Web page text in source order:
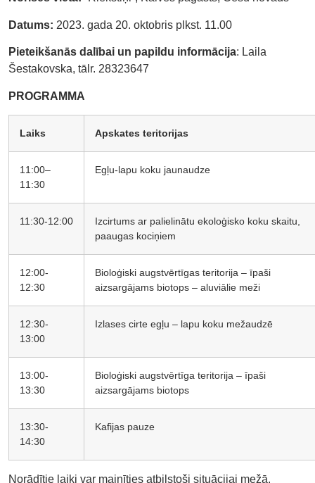
Datums: 2023. gada 20. oktobris plkst. 11.00
Pieteikšanās dalībai un papildu informācija: Laila
Šestakovska, tālr. 28323647
PROGRAMMA
Laiks Apskates teritorijas
11:00–
11:30
Egļu-lapu koku jaunaudze
11:30-12:00
Izcirtums ar palielinātu ekoloģisko koku skaitu,
paaugas kociņiem
12:00-
12:30
Bioloģiski augstvērtīgas teritorija – īpaši
aizsargājams biotops – aluviālie meži
12:30-
13:00
Izlases cirte egļu – lapu koku mežaudzē
13:00-
13:30
Bioloģiski augstvērtīga teritorija – īpaši
aizsargājams biotops
13:30-
14:30
Kafijas pauze
Norādītie laiki var mainīties atbilstoši situācijai mežā.